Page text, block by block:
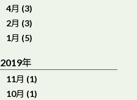
4月 (3)
2月 (3)
1月 (5)
2019年
11月 (1)
10月 (1)